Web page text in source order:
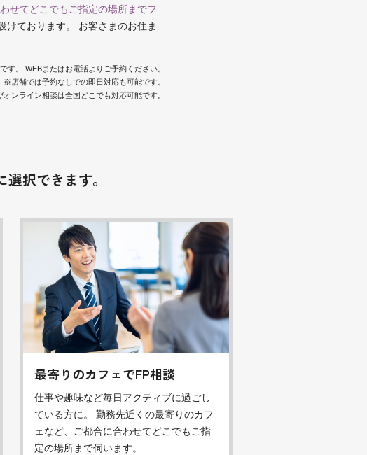
せてどこでもご指定の場所までフ
けております。 お客さまのお住ま
す。 WEBまたはお電話よりご予約ください。
※店舗では予約なしでの即日対応も可能です。
ンライン相談は全国どこでも対応可能です。
択できます。
最寄りのカフェでFP相談
仕事や趣味など毎日アクティブに過ごし
ている方に。 勤務先近くの最寄りのカフ
ェなど、ご都合に合わせてどこでもご指
定の場所まで伺います。